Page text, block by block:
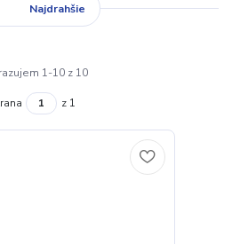
Najdrahšie
1-10 z 10
z 1